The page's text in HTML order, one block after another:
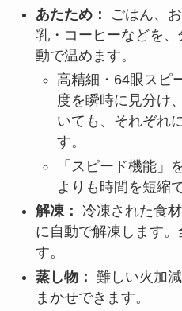
あたため：
ごはん、
乳・コーヒーなどを
動で温めます。
高精細・64眼スピ
度を瞬時に見分け
いても、それぞれ
す。
「スピード機能」
よりも時間を短縮
解凍： 冷凍された食
に自動で解凍します
す。
蒸し物： 難しい火加
まかせできます。